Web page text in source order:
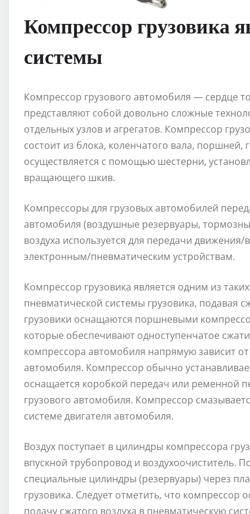
Компрессор грузовика
системы
Компрессор грузового автомобиля — сердце
представляют собой довольно сложные
отдельных узлов и агрегатов. Компрессор
состоит из блока, коленчатого вала,
осуществляется с помощью шестерни,
вращающего шкив.
Компрессоры для грузовых автомобилей
автомобиля (воздушные резервуары,
воздуха используется для передачи
электронным/пневматическим устройствам.
Компрессор грузовика является одним из
пневматической системы грузовика, подавая
грузовики оснащаются поршневыми
которые обеспечивают одноступенчатое
компрессора автомобиля напрямую зависит
автомобиля. Компрессор обычно
оснащается коробкой передач или ременной
грузового автомобиля. Компрессор
системе двигателя автомобиля.
Воздух поступает в цилиндры компрессора
впускной трубопровод и воздухоочиститель.
специальные цилиндры (резервуары) через
грузовика. Следует отметить, что
подачу сжатого воздуха в пневматическую